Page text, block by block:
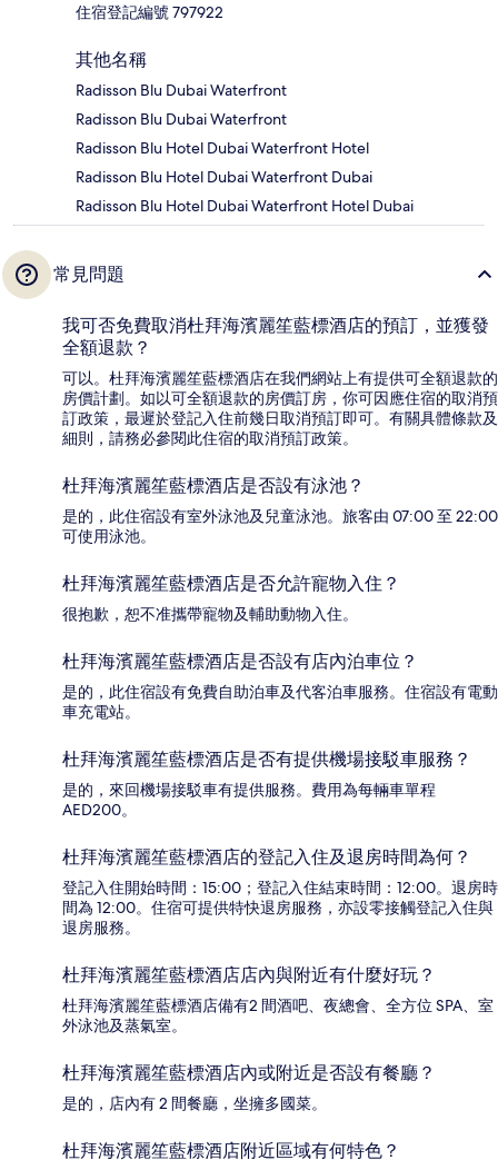
住宿登記編號 797922
其他名稱
Radisson Blu Dubai Waterfront
Radisson Blu Dubai Waterfront
Radisson Blu Hotel Dubai Waterfront Hotel
Radisson Blu Hotel Dubai Waterfront Dubai
Radisson Blu Hotel Dubai Waterfront Hotel Dubai
常見問題
我可否免費取消杜拜海濱麗笙藍標酒店的預訂，並獲發
全額退款？
可以。杜拜海濱麗笙藍標酒店在我們網站上有提供可全額退款的
房價計劃。如以可全額退款的房價訂房，你可因應住宿的取消預
訂政策，最遲於登記入住前幾日取消預訂即可。有關具體條款及
細則，請務必參閱此住宿的取消預訂政策。
杜拜海濱麗笙藍標酒店是否設有泳池？
是的，此住宿設有室外泳池及兒童泳池。旅客由 07:00 至 22:00
可使用泳池。
杜拜海濱麗笙藍標酒店是否允許寵物入住？
很抱歉，恕不准攜帶寵物及輔助動物入住。
杜拜海濱麗笙藍標酒店是否設有店內泊車位？
是的，此住宿設有免費自助泊車及代客泊車服務。住宿設有電動
車充電站。
杜拜海濱麗笙藍標酒店是否有提供機場接駁車服務？
是的，來回機場接駁車有提供服務。費用為每輛車單程
AED200。
杜拜海濱麗笙藍標酒店的登記入住及退房時間為何？
登記入住開始時間：15:00；登記入住結束時間：12:00。退房時
間為 12:00。住宿可提供特快退房服務，亦設零接觸登記入住與
退房服務。
杜拜海濱麗笙藍標酒店店內與附近有什麼好玩？
杜拜海濱麗笙藍標酒店備有2 間酒吧、夜總會、全方位 SPA、室
外泳池及蒸氣室。
杜拜海濱麗笙藍標酒店內或附近是否設有餐廳？
是的，店內有 2 間餐廳，坐擁多國菜。
杜拜海濱麗笙藍標酒店附近區域有何特色？